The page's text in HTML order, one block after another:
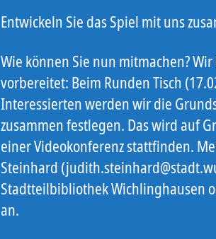
Entwickeln Sie das Spiel mit uns
Wie können Sie nun mitmachen?
vorbereitet: Beim Runden Tisch
Interessierten werden wir die
zusammen festlegen. Das wird auf
einer Videokonferenz stattfinden.
Steinhard
Stadtteilbibliothek Wichlinghausen
an.